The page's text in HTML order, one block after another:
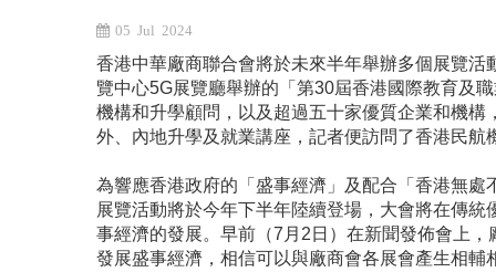
05 Jul 2024
香港中華廠商聯合會將於未來半年舉辦多個展覽
覽中心5G展覽廳舉辦的「第30屆香港國際教育及
機構和升學顧問，以及超過五十家優質企業和機
外、內地升學及就業講座，記者便訪問了香港民航
為響應香港政府的「盛事經濟」及配合「香港無
展覽活動將於今年下半年陸續登場，大會將在傳
事經濟的發展。早前（7月2日）在新聞發佈會上
發展盛事經濟，相信可以與廠商會各展會產生相